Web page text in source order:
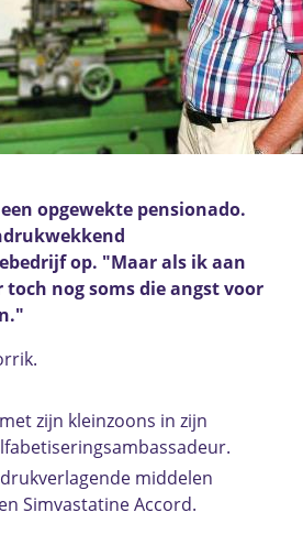
opgewekte pensionado.
op. "Maar als ik aan
toch nog soms die angst voor
zijn kleinzoons in zijn
middelen
Simvastatine Accord.